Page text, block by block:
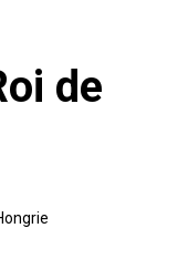
de